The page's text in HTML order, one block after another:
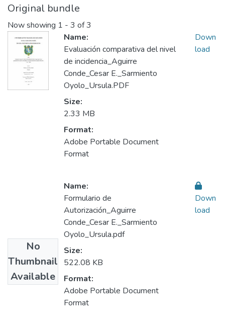
Original bundle
Now showing 1 - 3 of 3
Name:
Evaluación comparativa del nivel
de incidencia_Aguirre
Conde_Cesar E._Sarmiento
Oyolo_Ursula.PDF
Size:
2.33 MB
Format:
Adobe Portable Document
Format
Down
load
No
Thumbnail
Available
Name:
Formulario de
Autorización_Aguirre
Conde_Cesar E._Sarmiento
Oyolo_Ursula.pdf
Size:
522.08 KB
Format:
Adobe Portable Document
Format
Down
load